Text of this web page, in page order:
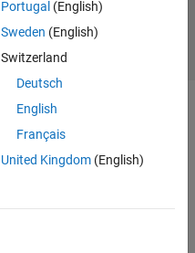
Portugal (English)
Sweden (English)
Switzerland
Deutsch
English
Français
United Kingdom(English)